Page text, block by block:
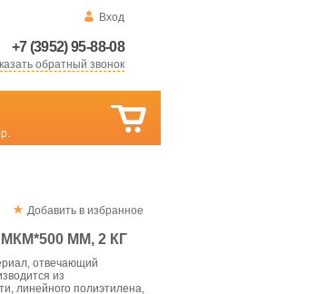
Вход
+7 (3952) 95-88-08
обратный звонок
р.
Добавить в избранное
ММ, 2 КГ
отвечающий
из
линейного полиэтилена,